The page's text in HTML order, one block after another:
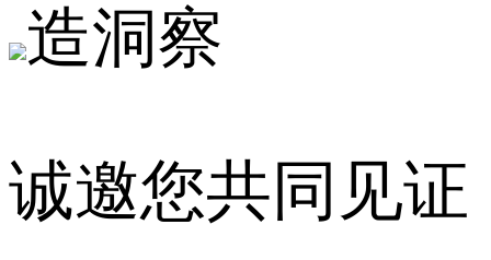
造洞察
诚邀您共同见证